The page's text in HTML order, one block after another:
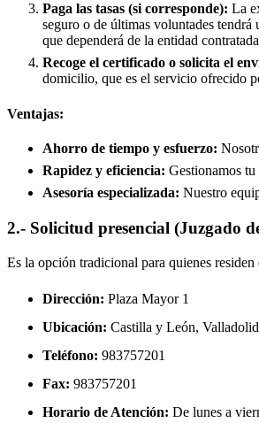
Paga las tasas (si corresponde): La
seguro o de últimas voluntades
que dependerá de la entidad
Recoge el certificado o solicita el
domicilio, que es el servicio ofrecido
Ventajas:
Ahorro de tiempo y esfuerzo:
Rapidez y eficiencia: Gestionamos
Asesoría especializada: Nuestro
2.- Solicitud presencial (Juzgado
Es la opción tradicional para quienes
Dirección: Plaza Mayor 1
Ubicación: Castilla y León,
Teléfono: 983757201
Fax: 983757201
Horario de Atención: De lunes a